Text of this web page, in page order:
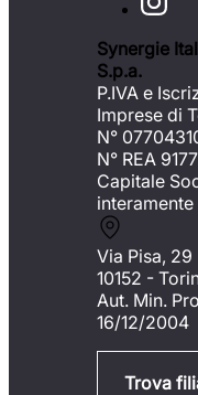
Synergie
S.p.a.
P.IVA e
Imprese di
N°
N° REA
Capitale
Via Pisa, 29
10152 -
Aut. Min.
16/12/2004
Trova